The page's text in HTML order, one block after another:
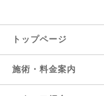
トップページ
施術・料金案内